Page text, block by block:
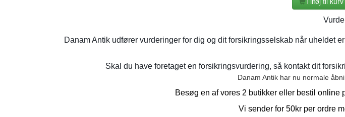
Danam Antik udfører vurderinger for dig og dit forsikringsselskab når uheldet
Skal du have foretaget en forsikringsvurdering, så kontakt dit
Danam Antik har nu normale
Besøg en af vores 2 butikker eller bestil online
Vi sender for 50kr per ordre